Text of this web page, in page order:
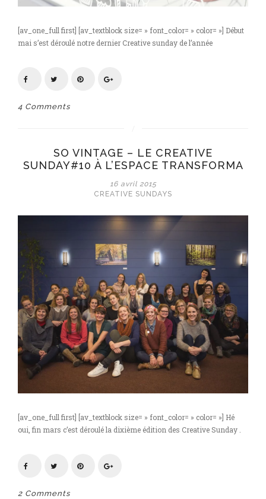
[av_one_full first] [av_textblock size= » font_color= » color= »] Début
mai s’est déroulé notre dernier Creative sunday de l’année
4 Comments
SO VINTAGE – LE CREATIVE
SUNDAY#10 À L’ESPACE TRANSFORMA
16 avril 2015
CREATIVE SUNDAYS
[av_one_full first] [av_textblock size= » font_color= » color= »] Hé
oui, fin mars c’est déroulé la dixième édition des Creative Sunday .
2 Comments